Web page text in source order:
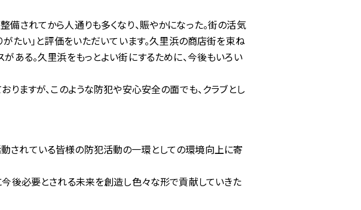
されてから人通りも多くなり、賑やかになった。街の活気
がたい」と評価をいただいています。久里浜の商店街を束ね
ある。久里浜をもっとよい街にするために、今後もいろい
りますが、このような防犯や安心安全の面でも、クラブとし
されている皆様の防犯活動の一環としての環境向上に寄
今後必要とされる未来を創造し色々な形で貢献していきた